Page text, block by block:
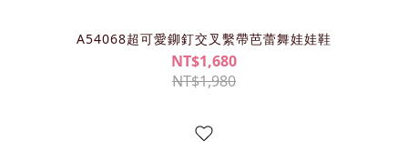
A54068超可愛鉚釘交叉繫帶芭蕾舞娃娃鞋
NT$1,680
NT$1,980